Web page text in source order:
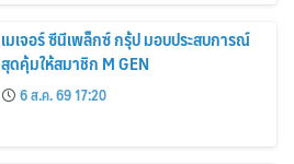
เมเจอร์ ซีนีเพล็กซ์ กรุ้ป มอบประสบการณ์
สุดคุ้มให้สมาชิก M GEN
6 ส.ค. 69 17:20